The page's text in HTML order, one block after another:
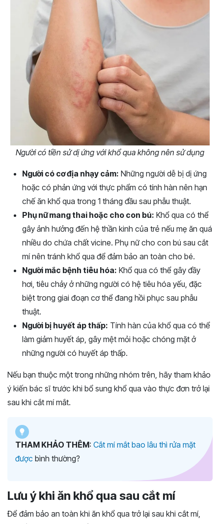
Người có tiền sử dị ứng với khổ qua không nên sử dụng
Người có cơ địa nhạy cảm: Những người dễ bị dị ứng
hoặc có phản ứng với thực phẩm có tính hàn nên hạn
chế ăn khổ qua trong 1 tháng đầu sau phẫu thuật.
Phụ nữ mang thai hoặc cho con bú: Khổ qua có thể
gây ảnh hưởng đến hệ thần kinh của trẻ nếu mẹ ăn quá
nhiều do chứa chất vicine. Phụ nữ cho con bú sau cắt
mí nên tránh khổ qua để đảm bảo an toàn cho bé.
Người mắc bệnh tiêu hóa: Khổ qua có thể gây đầy
hơi, tiêu chảy ở những người có hệ tiêu hóa yếu, đặc
biệt trong giai đoạn cơ thể đang hồi phục sau phẫu
thuật.
Người bị huyết áp thấp: Tính hàn của khổ qua có thể
làm giảm huyết áp, gây mệt mỏi hoặc chóng mặt ở
những người có huyết áp thấp.
Nếu bạn thuộc một trong những nhóm trên, hãy tham khảo
ý kiến bác sĩ trước khi bổ sung khổ qua vào thực đơn trở lại
sau khi cắt mí mắt.
THAM KHẢO THÊM: Cắt mí mắt bao lâu thì rửa mặt
được bình thường?
Lưu ý khi ăn khổ qua sau cắt mí
Để đảm bảo an toàn khi ăn khổ qua trở lại sau khi cắt mí,